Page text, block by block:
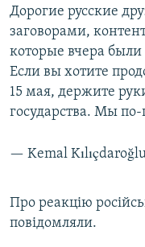
Дорогие русские
заговорами,
которые вчера были
Если вы хотите
15 мая, держите
государства. Мы
— Kemal
Про реакцію
повідомляли.